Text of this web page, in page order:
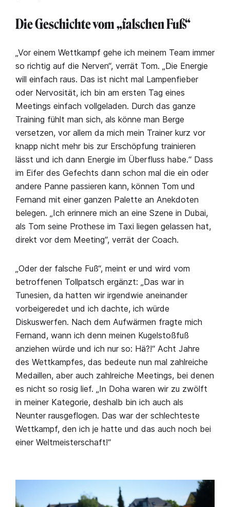
Die Geschichte vom „falschen Fuß“
„Vor einem Wettkampf gehe ich meinem Team immer
so richtig auf die Nerven“, verrät Tom. „Die Energie
will einfach raus. Das ist nicht mal Lampenfieber
oder Nervosität, ich bin am ersten Tag eines
Meetings einfach vollgeladen. Durch das ganze
Training fühlt man sich, als könne man Berge
versetzen, vor allem da mich mein Trainer kurz vor
knapp nicht mehr bis zur Erschöpfung trainieren
lässt und ich dann Energie im Überfluss habe.“ Dass
im Eifer des Gefechts dann schon mal die ein oder
andere Panne passieren kann, können Tom und
Fernand mit einer ganzen Palette an Anekdoten
belegen. „Ich erinnere mich an eine Szene in Dubai,
als Tom seine Prothese im Taxi liegen gelassen hat,
direkt vor dem Meeting“, verrät der Coach.
„Oder der falsche Fuß“, meint er und wird vom
betroffenen Tollpatsch ergänzt: „Das war in
Tunesien, da hatten wir irgendwie aneinander
vorbeigeredet und ich dachte, ich würde
Diskuswerfen. Nach dem Aufwärmen fragte mich
Fernand, wann ich denn meinen Kugelstoßfuß
anziehen würde und ich nur so: Hä?!“ Acht Jahre
des Wettkampfes, das bedeute nun mal zahlreiche
Medaillen, aber auch zahlreiche Meetings, bei denen
es nicht so rosig lief. „In Doha waren wir zu zwölft
in meiner Kategorie, deshalb bin ich auch als
Neunter rausgeflogen. Das war der schlechteste
Wettkampf, den ich je hatte und das auch noch bei
einer Weltmeisterschaft!“